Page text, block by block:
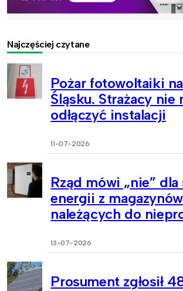
Najczęściej czytane
Pożar fotowoltaiki
Śląsku. Strażacy nie
odłączyć instalacji
11-07-2026
Rząd mówi „nie”
energii z magazynów
należących do
13-07-2026
Prosument zgłosił